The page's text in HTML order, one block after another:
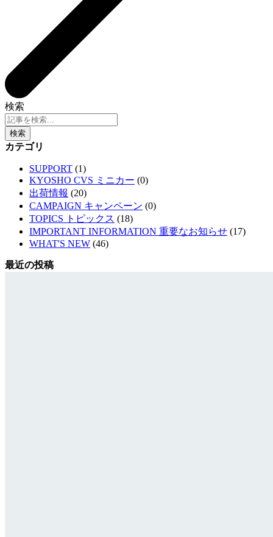
検索
検索
カテゴリ
SUPPORT (1)
KYOSHO CVS ミニカー (0)
出荷情報 (20)
CAMPAIGN キャンペーン (0)
TOPICS トピックス (18)
IMPORTANT INFORMATION 重要なお知らせ (17)
WHAT'S NEW (46)
最近の投稿